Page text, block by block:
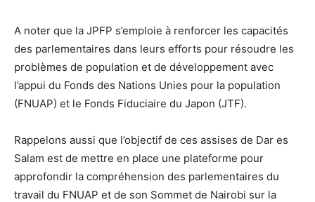
A noter que la JPFP s’emploie à renforcer les capacités
des parlementaires dans leurs efforts pour résoudre les
problèmes de population et de développement avec
l’appui du Fonds des Nations Unies pour la population
(FNUAP) et le Fonds Fiduciaire du Japon (JTF).
Rappelons aussi que l’objectif de ces assises de Dar es
Salam est de mettre en place une plateforme pour
approfondir la compréhension des parlementaires du
travail du FNUAP et de son Sommet de Nairobi sur la